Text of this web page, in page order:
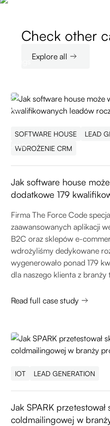
Check other
Explore all
SOFTWARE HOUSE
LEAD
WDROŻENIE CRM
Jak software house
dodatkowe 179
Firma The Force Code
zaawansowanych aplikacji
B2C oraz sklepów e-
wdrożyliśmy dedykowane
wygenerowało ponad 179
dla naszego klienta z branży
Read full case study
IOT LEAD GENERATION
Jak SPARK
coldmailingowej w